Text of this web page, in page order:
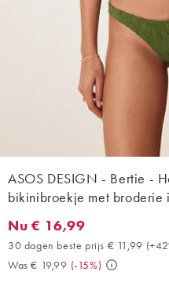
ASOS DESIGN - Bertie -
bikinibroekje met broderie
Nu € 16,99. 30 dagen beste
Nu € 16,99
30 dagen beste prijs € 11,99 (
Was € 19,99 (-15%)